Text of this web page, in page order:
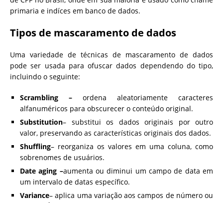
primaria e indíces em banco de dados.
Tipos de mascaramento de dados
Uma variedade de técnicas de mascaramento de dados
pode ser usada para ofuscar dados dependendo do tipo,
incluindo o seguinte:
Scrambling – ordena aleatoriamente caracteres
alfanuméricos para obscurecer o conteúdo original.
Substitution– substitui os dados originais por outro
valor, preservando as características originais dos dados.
Shuffling– reorganiza os valores em uma coluna, como
sobrenomes de usuários.
Date aging –aumenta ou diminui um campo de data em
um intervalo de datas específico.
Variance– aplica uma variação aos campos de número ou